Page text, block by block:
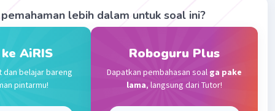
makanan (atau siklus makanan) adalah hubungan
rantai-rantai makanan dan representasi grafis (biasanya
proses makan-dan-dimakan dalam komunitas ekologis
· 0.0 0
lebih dalam untuk soal ini?
AiRIS
dan belajar bareng
pintarmu!
Roboguru Plus
Dapatkan pembahasan soal ga pake
lama, langsung dari Tutor!